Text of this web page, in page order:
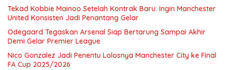
Tekad Kobbie Mainoo Setelah Kontrak Baru: Ingin Manchester
United Konsisten Jadi Penantang Gelar
Odegaard Tegaskan Arsenal Siap Bertarung Sampai Akhir
Demi Gelar Premier League
Nico Gonzalez Jadi Penentu Lolosnya Manchester City ke Final
FA Cup 2025/2026